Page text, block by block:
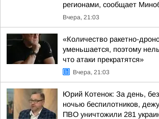
регионами, сообщает
Вчера, 21:03
«Количество ракетно-
уменьшается, поэтому
что атаки прекратятся»
Вчера, 21:03
Юрий Котенок: За день,
ночью беспилотников,
ПВО уничтожили 281